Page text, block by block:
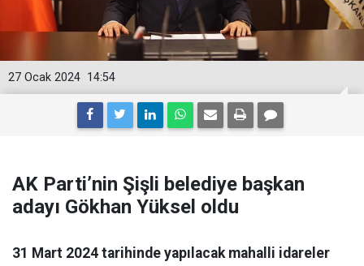
14:54
27 Ocak 2024
AK Parti’nin Şişli belediye başkan
adayı Gökhan Yüksel oldu
31 Mart 2024 tarihinde yapılacak mahalli idareler